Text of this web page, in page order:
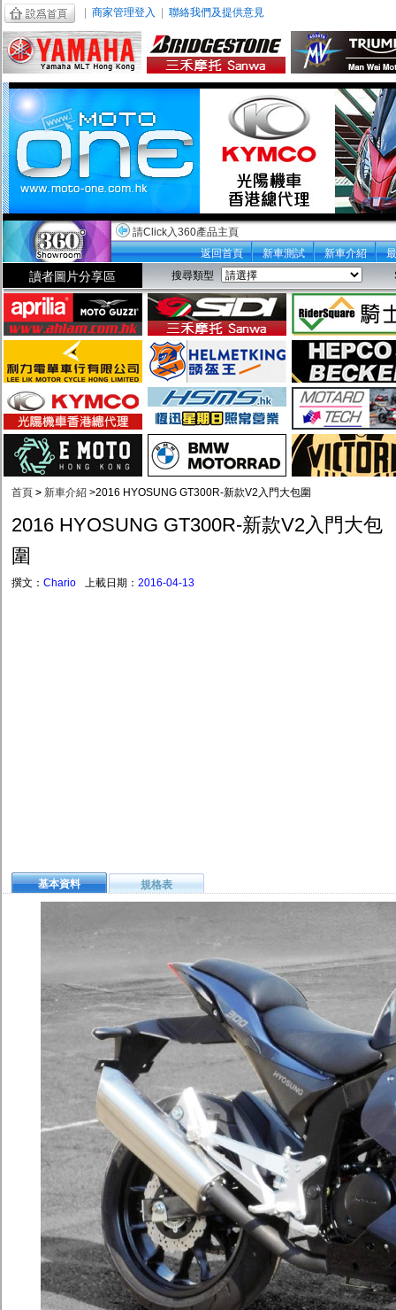
商家管理登入 聯絡我們及提供意見
請Click入360產品主頁
返回首頁
新車測試 新車介紹
讀者圖片分享區 搜尋類型
首頁 > 新車介紹 >2016 HYOSUNG GT300R-新款V2入門大包圍
2016 HYOSUNG GT300R-新款V2入門大包
圍
撰文： Chario 上載日期： 2016-04-13
基本資料 規格表